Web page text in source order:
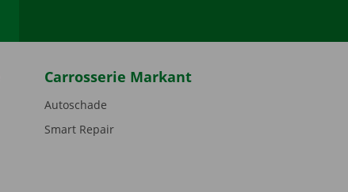
Carrosserie Markant
Autoschade
Smart Repair